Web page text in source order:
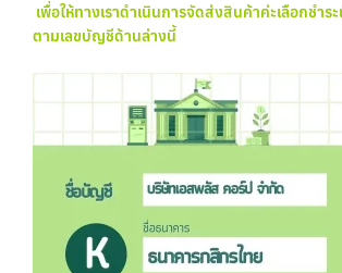
เพื่อให้ทางเราดำเนินการจัดส่งสินค้าค่ะเลือกชำร
ตามเลขบัญชีด้านล่างนี้